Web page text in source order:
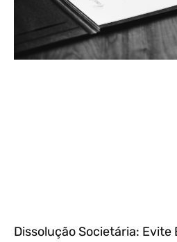
Dissolução Societária: